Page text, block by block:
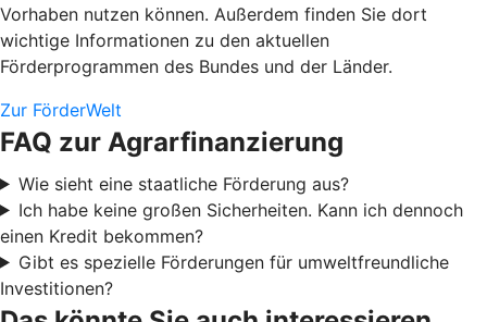
Vorhaben nutzen können. Außerdem finden Sie dort
wichtige Informationen zu den aktuellen
Förderprogrammen des Bundes und der Länder.
Zur FörderWelt
FAQ zur Agrarfinanzierung
Wie sieht eine staatliche Förderung aus?
Ich habe keine großen Sicherheiten. Kann ich dennoch
einen Kredit bekommen?
Gibt es spezielle Förderungen für umweltfreundliche
Investitionen?